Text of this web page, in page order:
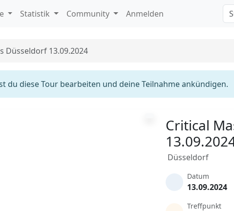
Statistik Community Anmelden
Düsseldorf 13.09.2024
du diese Tour bearbeiten und deine Teilnahme ankündigen.
Critical
Düsseldorf
Datum
13.09.2024
Treffpunkt